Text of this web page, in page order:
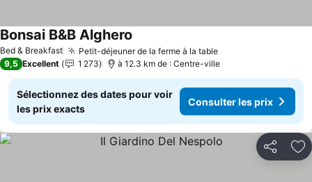
Bed & Breakfast Petit-déjeuner de la ferme à la table
Bonsai B&B Alghero
9,5 Excellent 1 273 à 12.3 km de : Centre-ville
Sélectionnez des dates pour voir
les prix exacts
Consulter les prix
Partager